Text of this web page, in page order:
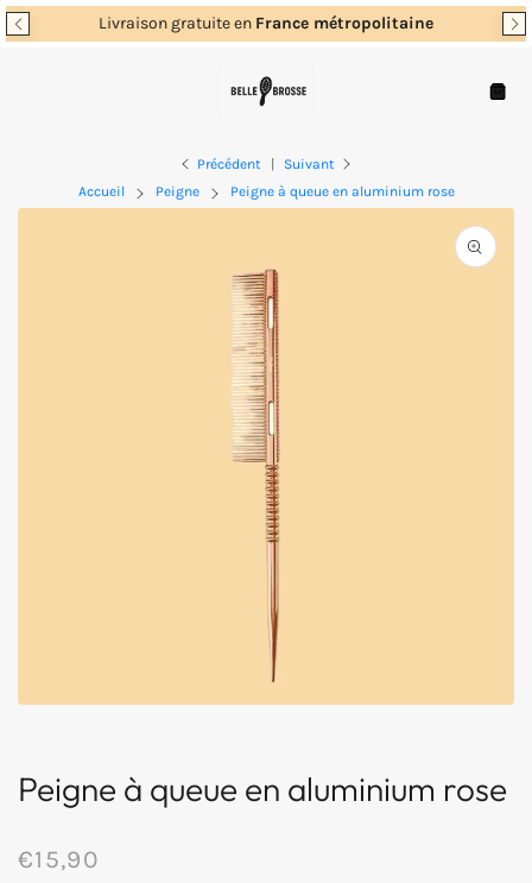
Passer
au
Livraison gratuite en France métropolitaine
Panier
Accueil Peigne Peigne à queue en aluminium rose
Précédent Suivant
Ouvrir
Peigne à queue en aluminium rose
€15,90
/